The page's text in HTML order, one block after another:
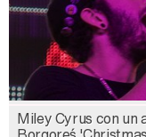
Miley Cyrus con un